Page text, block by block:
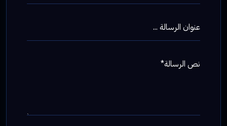
عنوان الرسالة ...
نص الرسالة*